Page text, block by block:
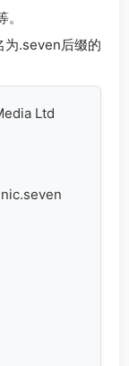
.seven后缀的
Ltd